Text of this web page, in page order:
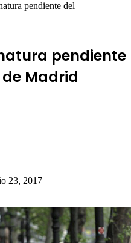
pendiente del
pendiente
Madrid
23, 2017